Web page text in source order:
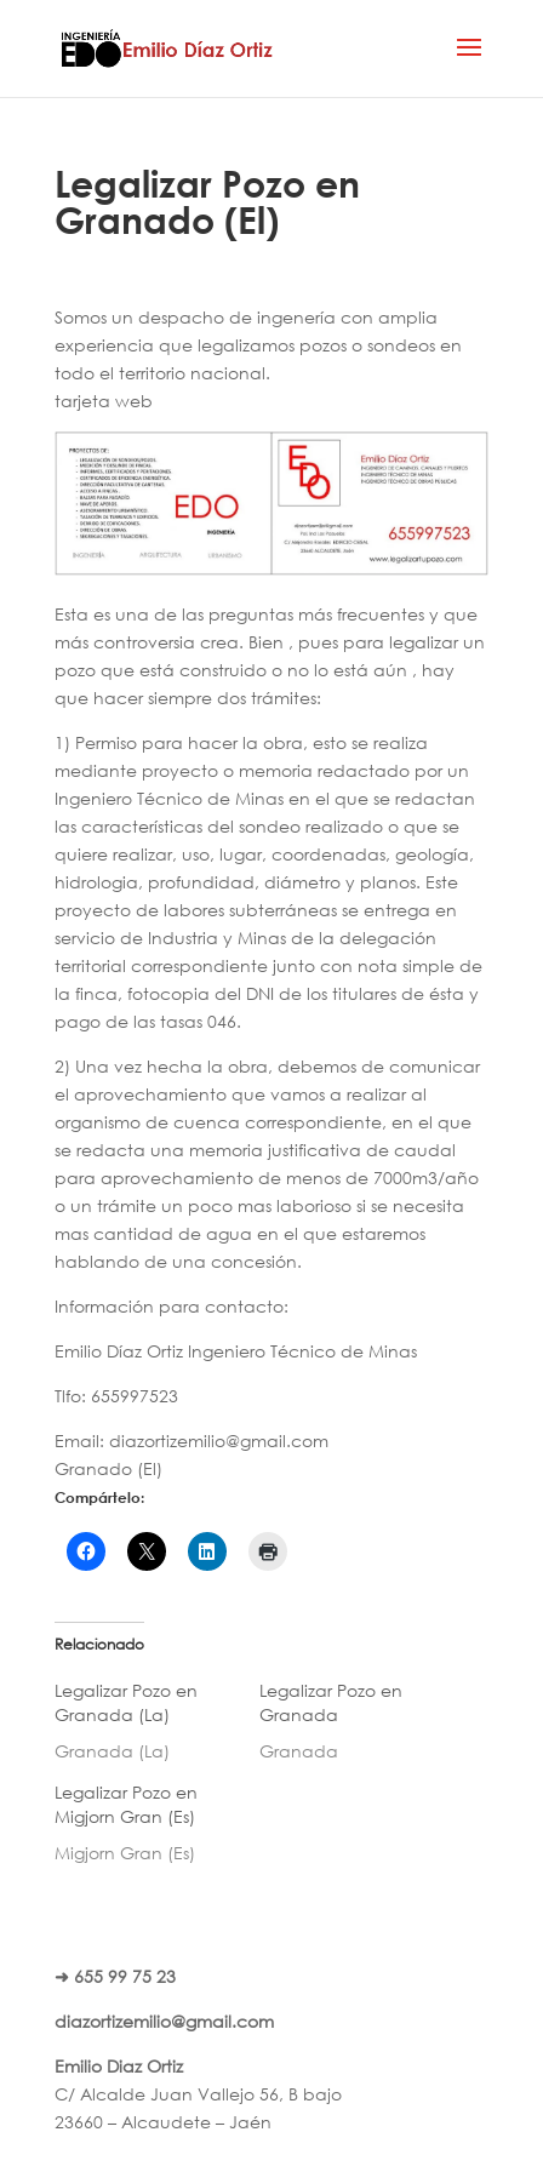
Legalizar Pozo en
Granado (El)
Somos un despacho de ingenería con amplia
experiencia que legalizamos pozos o sondeos en
todo el territorio nacional.
tarjeta web
Esta es una de las preguntas más frecuentes y que
más controversia crea. Bien , pues para legalizar un
pozo que está construido o no lo está aún , hay
que hacer siempre dos trámites:
1) Permiso para hacer la obra, esto se realiza
mediante proyecto o memoria redactado por un
Ingeniero Técnico de Minas en el que se redactan
las características del sondeo realizado o que se
quiere realizar, uso, lugar, coordenadas, geología,
hidrologia, profundidad, diámetro y planos. Este
proyecto de labores subterráneas se entrega en
servicio de Industria y Minas de la delegación
territorial correspondiente junto con nota simple de
la finca, fotocopia del DNI de los titulares de ésta y
pago de las tasas 046.
2) Una vez hecha la obra, debemos de comunicar
el aprovechamiento que vamos a realizar al
organismo de cuenca correspondiente, en el que
se redacta una memoria justificativa de caudal
para aprovechamiento de menos de 7000m3/año
o un trámite un poco mas laborioso si se necesita
mas cantidad de agua en el que estaremos
hablando de una concesión.
Información para contacto:
Emilio Díaz Ortiz Ingeniero Técnico de Minas
Tlfo: 655997523
Email: diazortizemilio@gmail.com
Granado (El)
Compártelo:
Relacionado
Legalizar Pozo en
Granada (La)
Granada (La)
Legalizar Pozo en
Granada
Granada
Legalizar Pozo en
Migjorn Gran (Es)
Migjorn Gran (Es)
➜ 655 99 75 23
diazortizemilio@gmail.com
Emilio Diaz Ortiz
C/ Alcalde Juan Vallejo 56, B bajo
23660 – Alcaudete – Jaén